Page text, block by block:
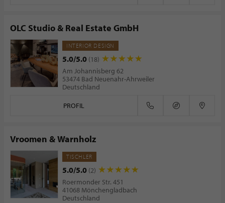
OLC Studio & Real Estate GmbH
INTERIOR DESIGN
5.0/5.0 (18)
Am Johannisberg 62
53474 Bad Neuenahr-Ahrweiler
Deutschland
PROFIL
Vroomen & Warnholz
TISCHLER
5.0/5.0 (2)
Roermonder Str. 451
41068 Mönchengladbach
Deutschland